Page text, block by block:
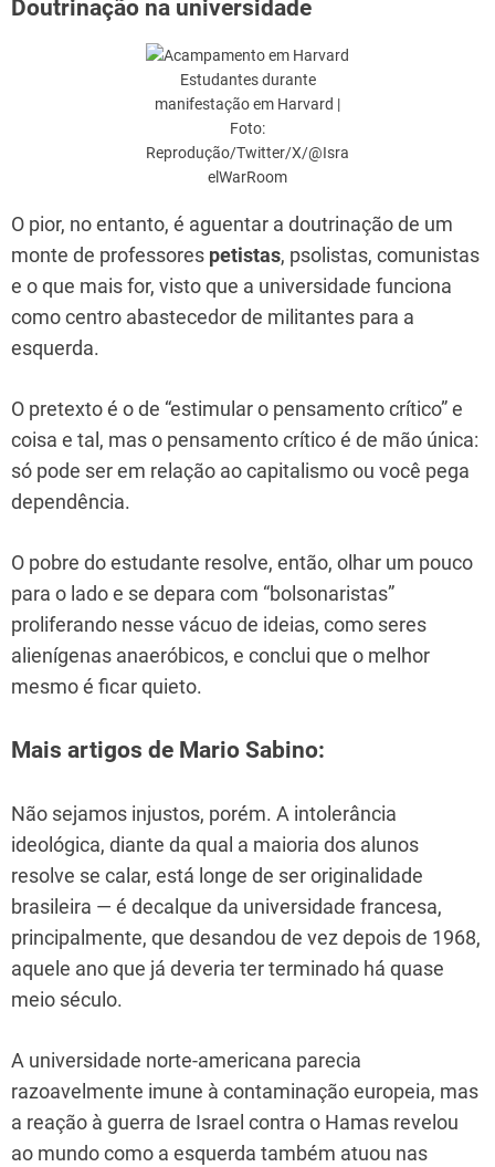
Doutrinação na universidade
Estudantes durante
manifestação em Harvard |
Foto:
Reprodução/Twitter/X/@Isra
elWarRoom
O pior, no entanto, é aguentar a doutrinação de um
monte de professores petistas, psolistas, comunistas
e o que mais for, visto que a universidade funciona
como centro abastecedor de militantes para a
esquerda.
O pretexto é o de “estimular o pensamento crítico” e
coisa e tal, mas o pensamento crítico é de mão única:
só pode ser em relação ao capitalismo ou você pega
dependência.
O pobre do estudante resolve, então, olhar um pouco
para o lado e se depara com “bolsonaristas”
proliferando nesse vácuo de ideias, como seres
alienígenas anaeróbicos, e conclui que o melhor
mesmo é ficar quieto.
Mais artigos de Mario Sabino:
Não sejamos injustos, porém. A intolerância
ideológica, diante da qual a maioria dos alunos
resolve se calar, está longe de ser originalidade
brasileira — é decalque da universidade francesa,
principalmente, que desandou de vez depois de 1968,
aquele ano que já deveria ter terminado há quase
meio século.
A universidade norte-americana parecia
razoavelmente imune à contaminação europeia, mas
a reação à guerra de Israel contra o Hamas revelou
ao mundo como a esquerda também atuou nas